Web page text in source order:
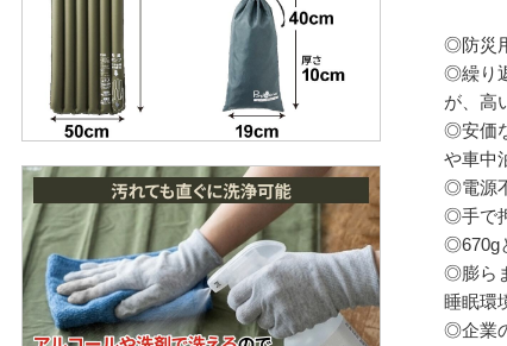
◎防災
◎繰り
が、高
◎安価
や車中
◎電源
◎手で
◎670g
◎膨ら
睡眠環
◎企業